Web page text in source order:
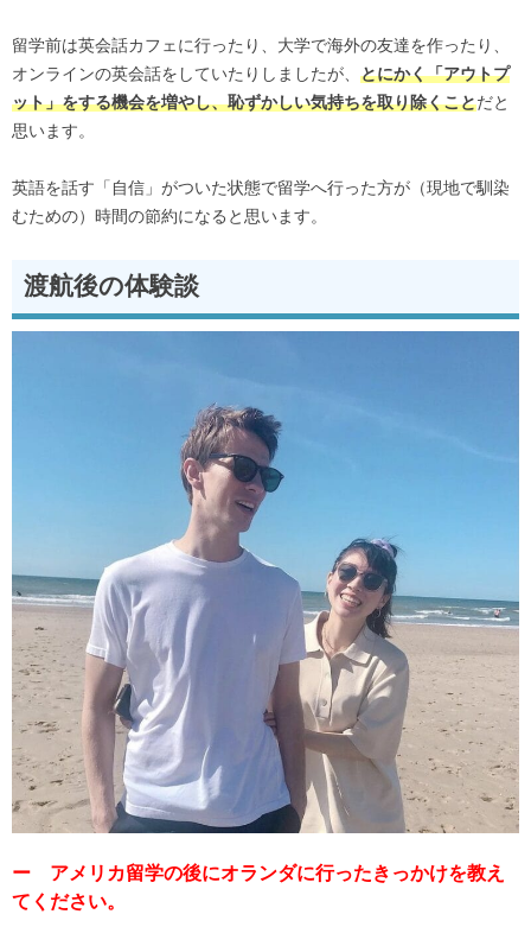
留学前は英会話カフェに行ったり、大学で海外の友達を作ったり、
オンラインの英会話をしていたりしましたが、
とにかく「アウトプ
ット」をする機会を増やし、恥ずかしい気持ちを取り除くことだと
思います。
英語を話す「自信」がついた状態で留学へ行った方が（現地で馴染
むための）時間の節約になると思います。
渡航後の体験談
ー アメリカ留学の後にオランダに行ったきっかけを教え
てください。